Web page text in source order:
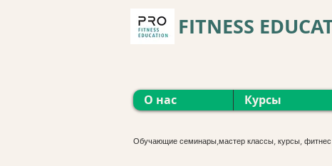
FITNESS
О нас Курсы
Обучающие семинары,мастер классы, курсы,